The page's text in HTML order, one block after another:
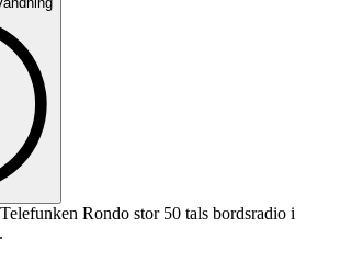
Rondo stor 50 tals bordsradio i